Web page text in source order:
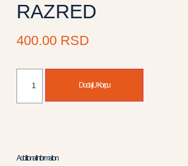
RAZRED
400.00 RSD
Dodaj U Korpu
Additional Information